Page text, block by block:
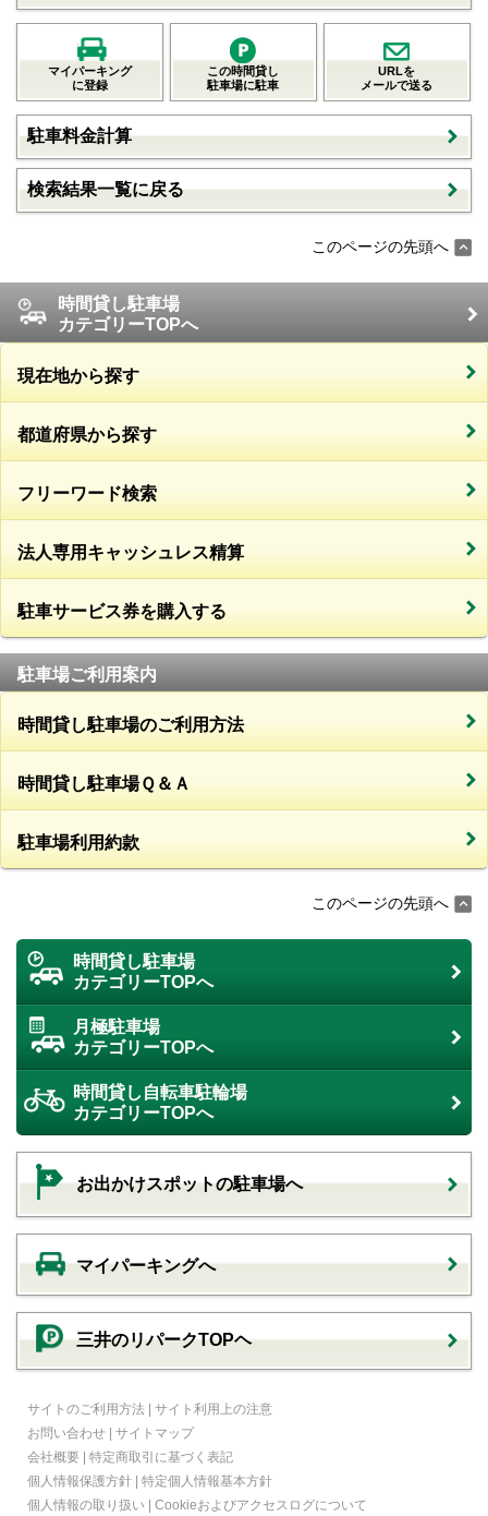
マイパーキング
に登録
この時間貸し
駐車場に駐車
URLを
メールで送る
駐車料金計算
検索結果一覧に戻る
このページの先頭へ
時間貸し駐車場
カテゴリーTOPへ
現在地から探す
都道府県から探す
フリーワード検索
法人専用キャッシュレス精算
駐車サービス券を購入する
駐車場ご利用案内
時間貸し駐車場のご利用方法
時間貸し駐車場Ｑ＆Ａ
駐車場利用約款
このページの先頭へ
時間貸し駐車場
カテゴリーTOPへ
月極駐車場
カテゴリーTOPへ
時間貸し自転車駐輪場
カテゴリーTOPへ
お出かけスポットの駐車場へ
マイパーキングへ
三井のリパークTOPヘ
サイトのご利用方法 | サイト利用上の注意
お問い合わせ | サイトマップ
会社概要 | 特定商取引に基づく表記
個人情報保護方針 | 特定個人情報基本方針
個人情報の取り扱い | Cookieおよびアクセスログについて